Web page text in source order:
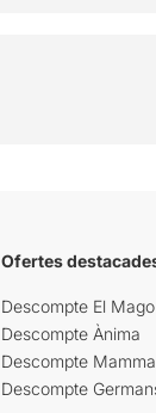
Ofertes
Descompte El
Descompte Ànima
Descompte
Descompte